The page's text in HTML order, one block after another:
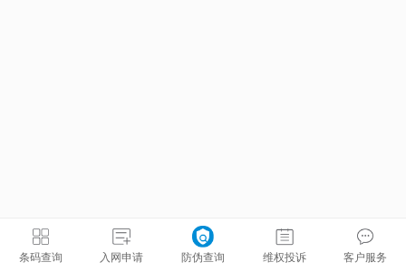
条码查询 入网申请 防伪查询 维权投诉 客户服务